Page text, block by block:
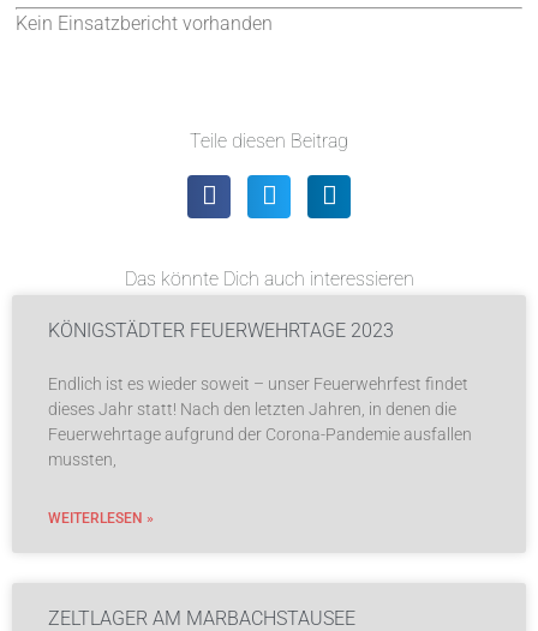
Kein Einsatzbericht vorhanden
Teile diesen Beitrag
Das könnte Dich auch interessieren
KÖNIGSTÄDTER FEUERWEHRTAGE 2023
Endlich ist es wieder soweit – unser Feuerwehrfest findet
dieses Jahr statt! Nach den letzten Jahren, in denen die
Feuerwehrtage aufgrund der Corona-Pandemie ausfallen
mussten,
WEITERLESEN »
ZELTLAGER AM MARBACHSTAUSEE